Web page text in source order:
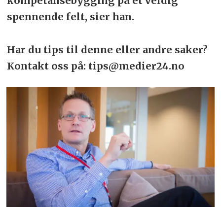
spennende felt, sier han.
Har du tips til denne eller andre saker?
Kontakt oss på: tips@medier24.no